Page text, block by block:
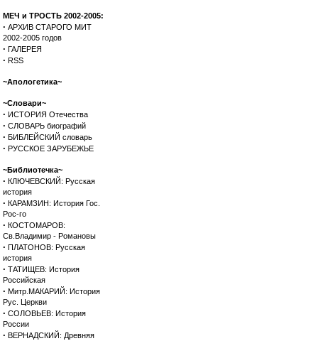
МЕЧ и ТРОСТЬ 2002-2005:
· АРХИВ СТАРОГО МИТ
2002-2005 годов
· ГАЛЕРЕЯ
· RSS
~Апологетика~
~Словари~
· ИСТОРИЯ Отечества
· СЛОВАРЬ биографий
· БИБЛЕЙСКИЙ словарь
· РУССКОЕ ЗАРУБЕЖЬЕ
~Библиотечка~
· КЛЮЧЕВСКИЙ: Русская
история
· КАРАМЗИН: История Гос.
Рос-го
· КОСТОМАРОВ:
Св.Владимир - Романовы
· ПЛАТОНОВ: Русская
история
· ТАТИЩЕВ: История
Российская
· Митр.МАКАРИЙ: История
Рус. Церкви
· СОЛОВЬЕВ: История
России
· ВЕРНАДСКИЙ: Древняя